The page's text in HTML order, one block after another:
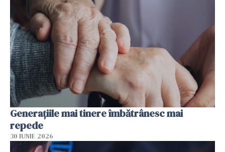
Generațiile mai tinere îmbătrânesc mai
repede
30 IUNIE 2026